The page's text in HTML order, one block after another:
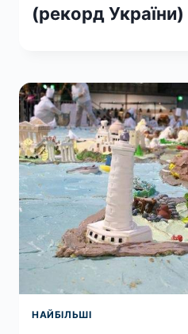
(рекорд України)
НАЙБІЛЬШІ